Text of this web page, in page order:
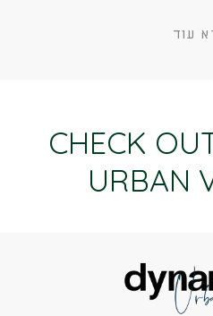
עוד
CHECK
URBAN